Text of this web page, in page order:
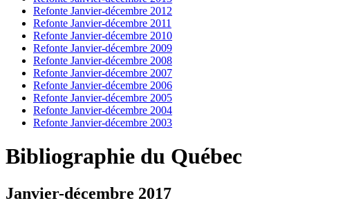
Refonte Janvier-décembre 2012
Refonte Janvier-décembre 2011
Refonte Janvier-décembre 2010
Refonte Janvier-décembre 2009
Refonte Janvier-décembre 2008
Refonte Janvier-décembre 2007
Refonte Janvier-décembre 2006
Refonte Janvier-décembre 2005
Refonte Janvier-décembre 2004
Refonte Janvier-décembre 2003
Bibliographie du Québec
Janvier-décembre 2017